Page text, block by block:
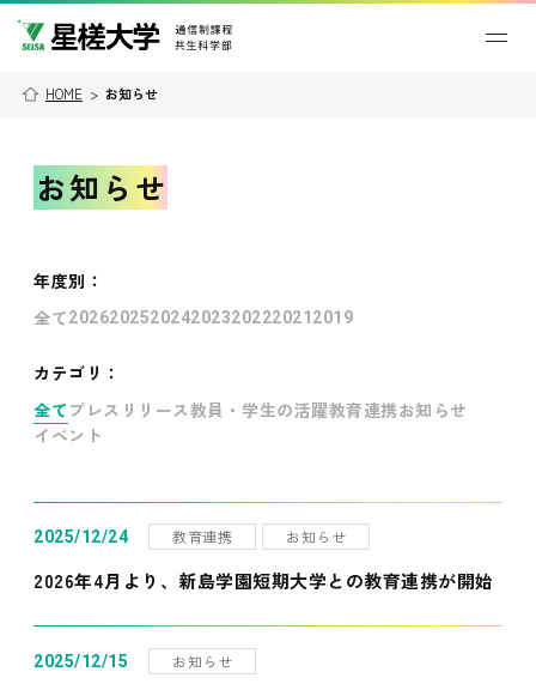
HOME > お知らせ
お知らせ
年度別 ：
全て202620252024202320222021 2019
カテゴリ：
全て プレスリリース教員・学生の活躍教育連携お知らせ
イベント
2025/12/24 教育連携 お知らせ
2026年4月より、新島学園短期大学との教育連携が開始
2025/12/15 お知らせ